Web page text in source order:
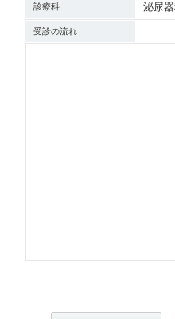
診療科 泌尿
受診の流れ